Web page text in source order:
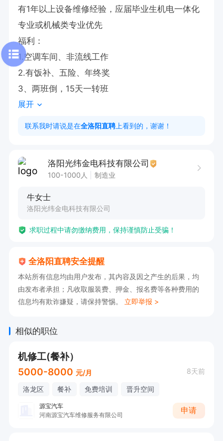
有1年以上设备维修经验，应届毕业生机电一体化
专业或机械类专业优先
福利：
1.空调车间、非流线工作
2.有饭补、五险、年终奖
3、两班倒，15天一转班
展开
联系我时请说是在全洛阳直聘 上看到的，谢谢！
洛阳光纬金电科技有限公司
100-1000人 制造业
牛女士
洛阳光纬金电科技有限公司
求职过程中请勿缴纳费用，保持谨慎防止受骗！
全洛阳直聘安全提醒
本站所有信息均由用户发布，其内容及因之产生的后果，均
由发布者承担；凡收取服装费、押金、报名费等各种费用的
信息均有欺诈嫌疑，请保持警惕。 立即举报 >
相似的职位
机修工(餐补）
5000-8000 元/月 8天前
洛龙区 餐补 免费培训 晋升空间
源宝汽车
河南源宝汽车维修服务有限公司
申请